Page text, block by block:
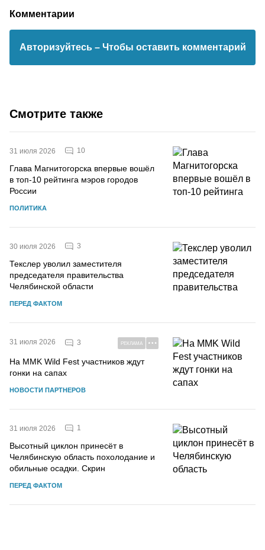
Комментарии
Авторизуйтесь – Чтобы оставить комментарий
Смотрите также
31 июля 2026 10
Глава Магнитогорска впервые вошёл
в топ-10 рейтинга мэров городов
России
ПОЛИТИКА
30 июля 2026 3
Текслер уволил заместителя
председателя правительства
Челябинской области
ПЕРЕД ФАКТОМ
31 июля 2026 3 РЕКЛАМА
На MMK Wild Fest участников ждут
гонки на сапах
НОВОСТИ ПАРТНЕРОВ
31 июля 2026 1
Высотный циклон принесёт в
Челябинскую область похолодание и
обильные осадки. Скрин
ПЕРЕД ФАКТОМ